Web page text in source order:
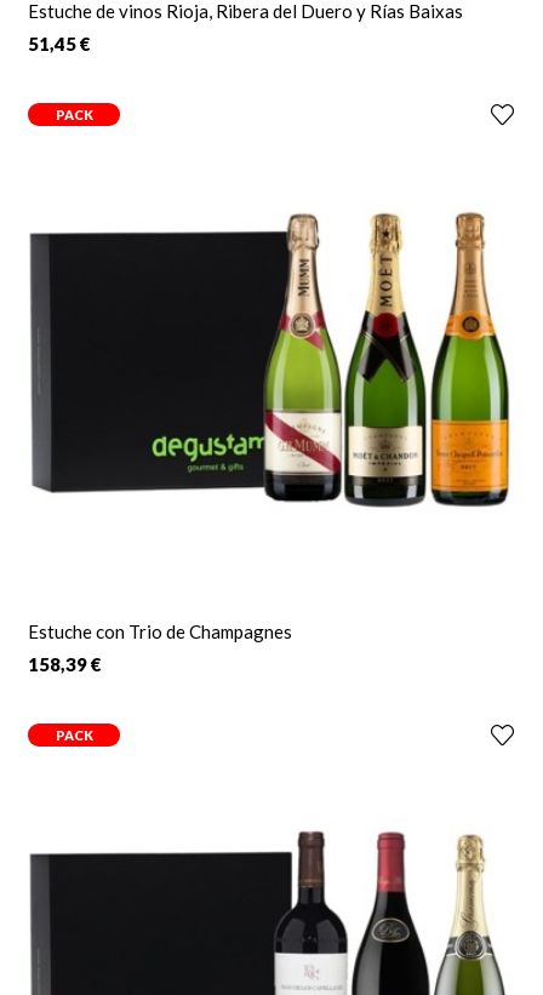
Estuche de vinos Rioja, Ribera del Duero y Rías Baixas
51,45 €
PACK
Estuche con Trio de Champagnes
158,39 €
PACK